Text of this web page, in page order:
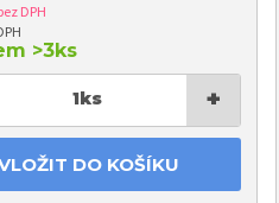
DPH
>3ks
1ks +
DO KOŠÍKU